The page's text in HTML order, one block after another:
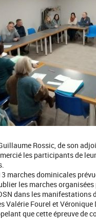
Rossic, de son
les participants de
marches dominicales
les marches
dans les manifestations
Fourel et
que cette épreuve de